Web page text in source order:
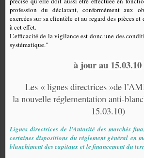
profession du déclarant, conformément aux
exercées sur sa clientèle et au regard des pièces
à cet effet.
L’efficacité de la vigilance est donc une des
systématique."
à jour au 15.03.10
Les « lignes directrices »de
la nouvelle réglementation anti-
15.03.10)
Lignes directrices de l’Autorité des marchés
certaines dispositions du règlement général en
blanchiment des capitaux et le financement du